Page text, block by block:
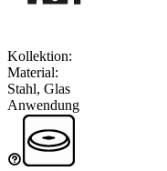
Kollektion:
Material:
Stahl, Glas
Anwendung